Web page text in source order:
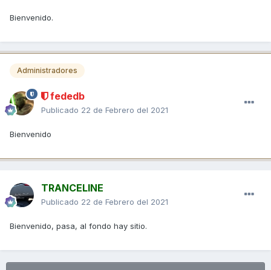
Bienvenido.
Administradores
fededb
Publicado 22 de Febrero del 2021
Bienvenido
TRANCELINE
Publicado 22 de Febrero del 2021
Bienvenido, pasa, al fondo hay sitio.